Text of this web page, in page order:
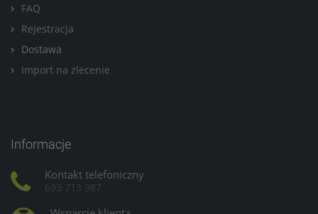
FAQ
Rejestracja
Dostawa
Import na zlecenie
Informacje
Kontakt telefoniczny
693 713 987